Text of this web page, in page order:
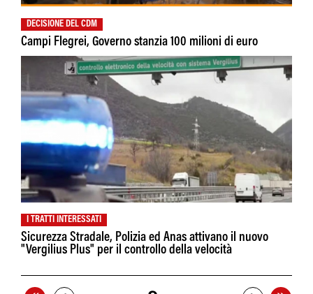
DECISIONE DEL CDM
Campi Flegrei, Governo stanzia 100 milioni di euro
I TRATTI INTERESSATI
Sicurezza Stradale, Polizia ed Anas attivano il nuovo
"Vergilius Plus" per il controllo della velocità